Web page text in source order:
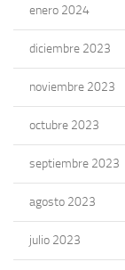
enero 2024
diciembre 2023
noviembre 2023
octubre 2023
septiembre 2023
agosto 2023
julio 2023